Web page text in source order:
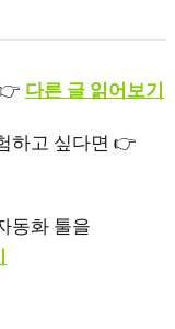
다른 글 읽어보기
하고 싶다면 👉
동화 툴을